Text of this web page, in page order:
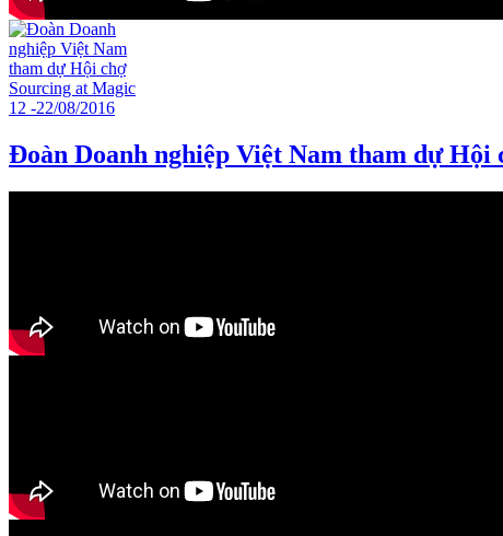
Đoàn Doanh nghiệp Việt Nam tham dự Hội